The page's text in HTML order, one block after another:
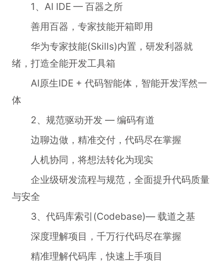
1、AI IDE — 百器之所
善用百器，专家技能开箱即用
华为专家技能(Skills)内置，研发利器就
绪，打造全能开发工具箱
AI原生IDE + 代码智能体，智能开发浑然一
体
2、规范驱动开发 — 编码有道
边聊边做，精准交付，代码尽在掌握
人机协同，将想法转化为现实
企业级研发流程与规范，全面提升代码质量
与安全
3、代码库索引(Codebase)— 载道之基
深度理解项目，千万行代码尽在掌握
精准理解代码库，快速上手项目